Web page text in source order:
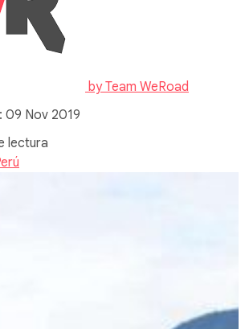
byTeam WeRoad
09 Nov 2019
lectura